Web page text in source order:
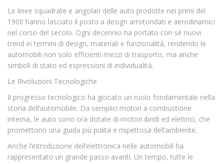
Le linee squadrate e angolari delle auto prodotte nei primi del
1900 hanno lasciato il posto a design arrotondati e aerodinamici
nel corso del secolo. Ogni decennio ha portato con sé nuovi
trend in termini di design, materiali e funzionalità, rendendo le
automobili non solo efficienti mezzi di trasporto, ma anche
simboli di stato ed espressioni di individualità.
Le Rivoluzioni Tecnologiche
Il progresso tecnologico ha giocato un ruolo fondamentale nella
storia dell’automobile. Da semplici motori a combustione
interna, le auto sono ora dotate di motori ibridi ed elettrici, che
promettono una guida più pulita e rispettosa dell’ambiente.
Anche l’introduzione dell’elettronica nelle automobili ha
rappresentato un grande passo avanti. Un tempo, tutte le